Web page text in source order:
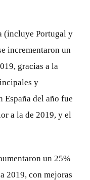
(incluye Portugal y
incrementaron un
gracias a la
y
España del año fue
a la de 2019, y el
un 25%
2019, con mejoras